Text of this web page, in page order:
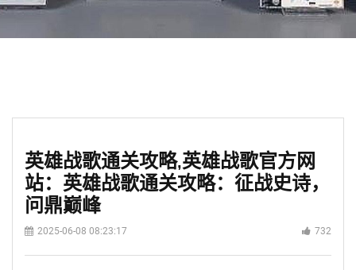
英雄战歌通关攻略,英雄战歌官方网
站：英雄战歌通关攻略：征战史诗，
问鼎巅峰
2025-06-08 08:23:17 732